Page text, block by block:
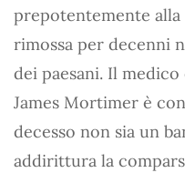
prepotentemente alla
rimossa per decenni
dei paesani. Il
James Mortimer è
decesso non sia un
addirittura la